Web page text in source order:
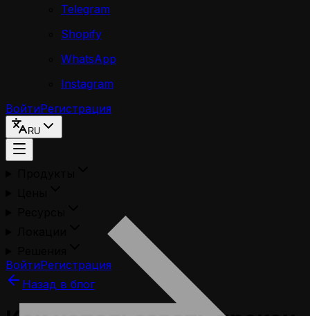
Telegram
Shopify
WhatsApp
Instagram
ВойтиРегистрация
RU
ВойтиРегистрация
Назад в блог